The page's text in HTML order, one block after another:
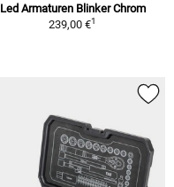
Led Armaturen Blinker Chrom
239,00 €1